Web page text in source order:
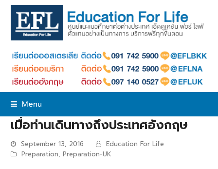
Menu
เมื่อท่านเดินทางถึงประเทศอังกฤษ
September 13, 2016
Education For Life
Preparation,Preparation-UK